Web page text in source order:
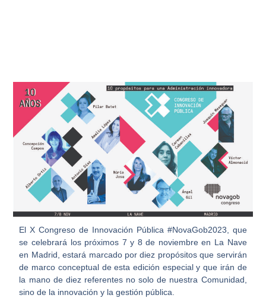
El X Congreso de Innovación Pública #NovaGob2023, que
se celebrará los próximos 7 y 8 de noviembre en La Nave
en Madrid, estará marcado por diez propósitos que servirán
de marco conceptual de esta edición especial y que irán de
la mano de diez referentes no solo de nuestra Comunidad,
sino de la innovación y la gestión pública.